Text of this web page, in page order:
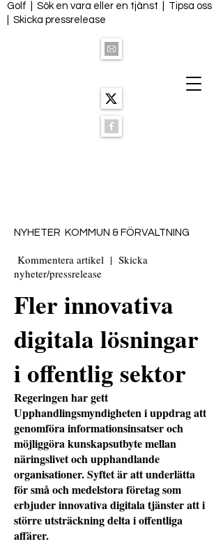
Golf
Sök en vara eller en tjänst
Tipsa oss
Skicka pressrelease
NYHETER KOMMUN & FÖRVALTNING
Kommentera artikel | Skicka
nyheter/pressrelease
Fler innovativa
digitala lösningar
i offentlig sektor
Regeringen har gett
Upphandlingsmyndigheten i uppdrag att
genomföra informationsinsatser och
möjliggöra kunskapsutbyte mellan
näringslivet och upphandlande
organisationer. Syftet är att underlätta
för små och medelstora företag som
erbjuder innovativa digitala tjänster att i
större utsträckning delta i offentliga
affärer.